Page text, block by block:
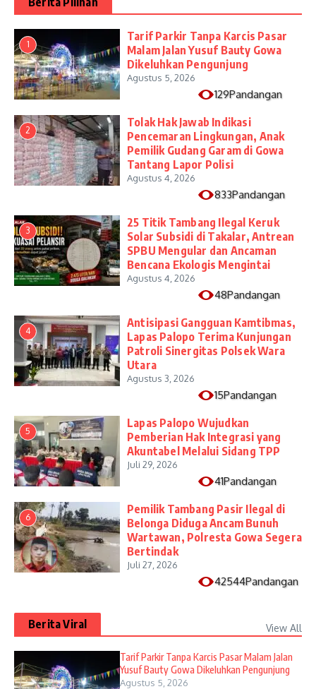
1
Tarif Parkir Tanpa Karcis Pasar
Malam Jalan Yusuf Bauty Gowa
Dikeluhkan Pengunjung
Agustus 5, 2026
129Pandangan
2
Tolak Hak Jawab Indikasi
Pencemaran Lingkungan, Anak
Pemilik Gudang Garam di Gowa
Tantang Lapor Polisi
Agustus 4, 2026
833Pandangan
3
25 Titik Tambang Ilegal Keruk
Solar Subsidi di Takalar, Antrean
SPBU Mengular dan Ancaman
Bencana Ekologis Mengintai
Agustus 4, 2026
48Pandangan
4
Antisipasi Gangguan Kamtibmas,
Lapas Palopo Terima Kunjungan
Patroli Sinergitas Polsek Wara
Utara
Agustus 3, 2026
15Pandangan
5
Lapas Palopo Wujudkan
Pemberian Hak Integrasi yang
Akuntabel Melalui Sidang TPP
Juli 29, 2026
41Pandangan
6
Pemilik Tambang Pasir Ilegal di
Belonga Diduga Ancam Bunuh
Wartawan, Polresta Gowa Segera
Bertindak
Juli 27, 2026
42544Pandangan
Berita Viral View All
Tarif Parkir Tanpa Karcis Pasar Malam Jalan
Yusuf Bauty Gowa Dikeluhkan Pengunjung
Agustus 5, 2026